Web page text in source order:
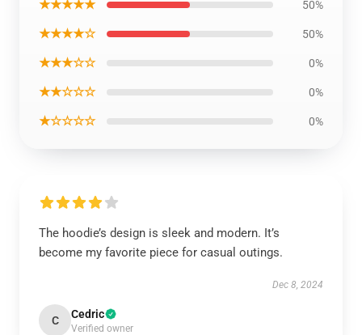
★★★★★ 50%
★★★★☆ 50%
★★★☆☆ 0%
★★☆☆☆ 0%
★☆☆☆☆ 0%
The hoodie’s design is sleek and modern. It’s
become my favorite piece for casual outings.
Dec 8, 2024
C Cedric
Verified owner